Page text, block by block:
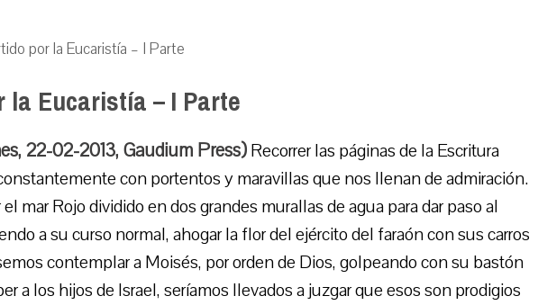
por la Eucaristía – I Parte
Eucaristía – I Parte
22-02-2013, Gaudium Press)Recorrer las páginas de la Escritura
con portentos y maravillas que nos llenan de admiración.
mar Rojo dividido en dos grandes murallas de agua para dar paso al
a su curso normal, ahogar la flor del ejército del faraón con sus carros
contemplar a Moisés, por orden de Dios, golpeando con su bastón
a los hijos de Israel, seríamos llevados a juzgar que esos son prodigios